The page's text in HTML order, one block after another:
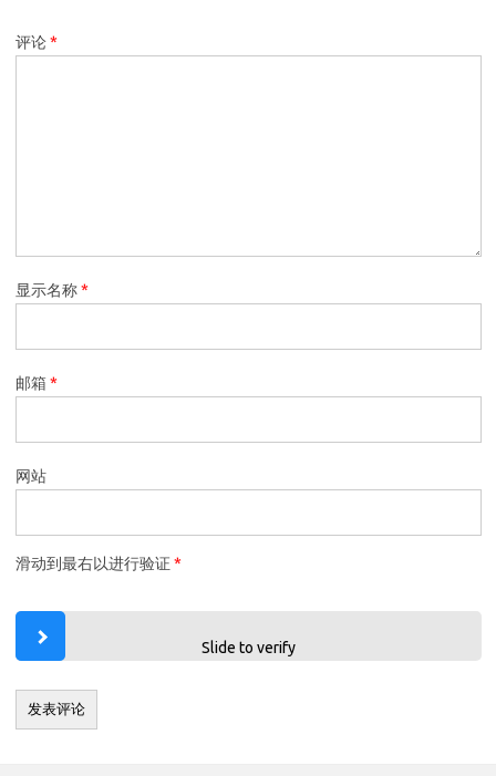
评论*
显示名称*
邮箱*
网站
滑动到最右以进行验证 *
Slide to verify